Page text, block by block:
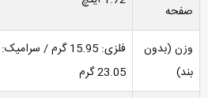
صفحه
وزن (بدون
بند)
فلزی: 15.95 گرم / سرامیک:
23.05 گرم